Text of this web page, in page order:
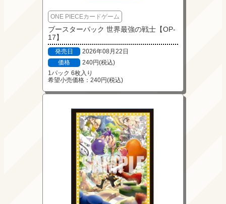
ONE PIECEカードゲーム
ブースターパック 世界最強の戦士【OP-
17】
発売日
2026年08月22日
価格
240円(税込)
1パック 6枚入り
希望小売価格：240円(税込)